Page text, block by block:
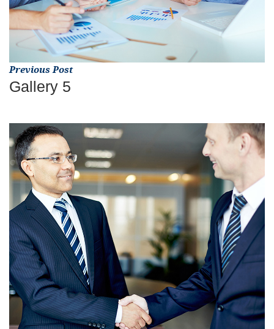
Previous Post
Gallery 5